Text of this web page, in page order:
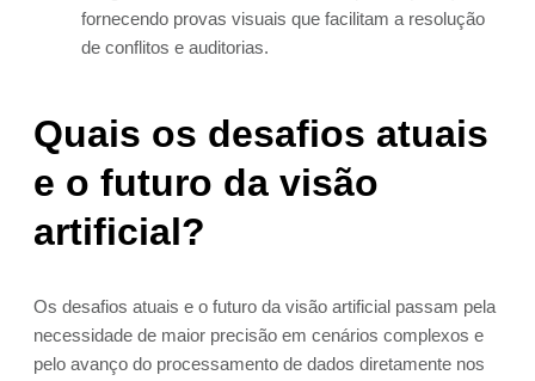
fornecendo provas visuais que facilitam a resolução
de conflitos e auditorias.
Quais os desafios atuais
e o futuro da visão
artificial?
Os desafios atuais e o futuro da visão artificial passam pela
necessidade de maior precisão em cenários complexos e
pelo avanço do processamento de dados diretamente nos